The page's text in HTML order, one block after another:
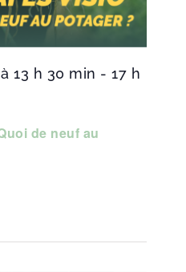
de neuf au
13 h 30 min - 17 h